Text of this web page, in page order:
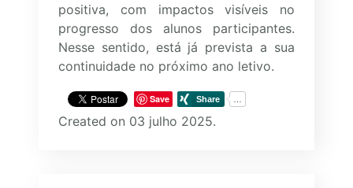
positiva, com impactos visíveis no
progresso dos alunos participantes.
Nesse sentido, está já prevista a sua
continuidade no próximo ano letivo.
Save
Created on 03 julho 2025.